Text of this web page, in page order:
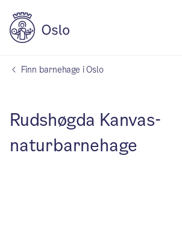
Finn barnehage i Oslo
Rudshøgda Kanvas-
naturbarnehage